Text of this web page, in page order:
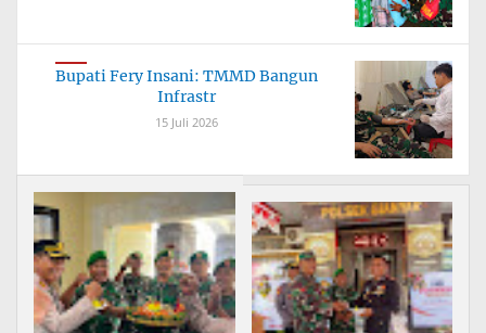
Bupati Fery Insani: TMMD Bangun
Infrastr
15 Juli 2026